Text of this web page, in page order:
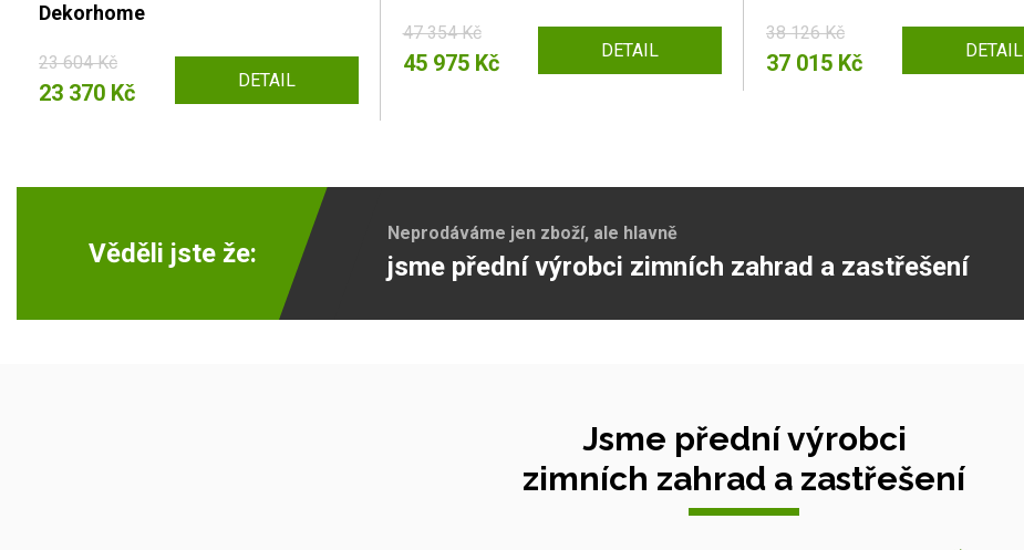
Dekorhome
23 604 Kč
23 370 Kč DETAIL
47 354 Kč
45 975 Kč DETAIL
38 126 Kč
37 015 Kč DETAIL
Věděli jste že:
Neprodáváme jen zboží, ale hlavně
jsme přední výrobci zimních zahrad a zastřešení
Jsme přední výrobci
zimních zahrad a zastřešení